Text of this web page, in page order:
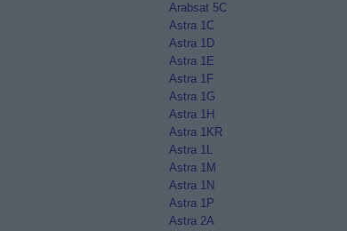
Arabsat 5C
Astra 1C
Astra 1D
Astra 1E
Astra 1F
Astra 1G
Astra 1H
Astra 1KR
Astra 1L
Astra 1M
Astra 1N
Astra 1P
Astra 2A